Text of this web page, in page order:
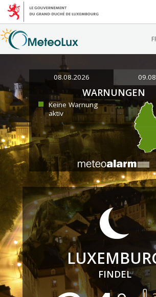
08.08.2026
WARNUNGEN
Keine Warnung
aktiv
FINDEL